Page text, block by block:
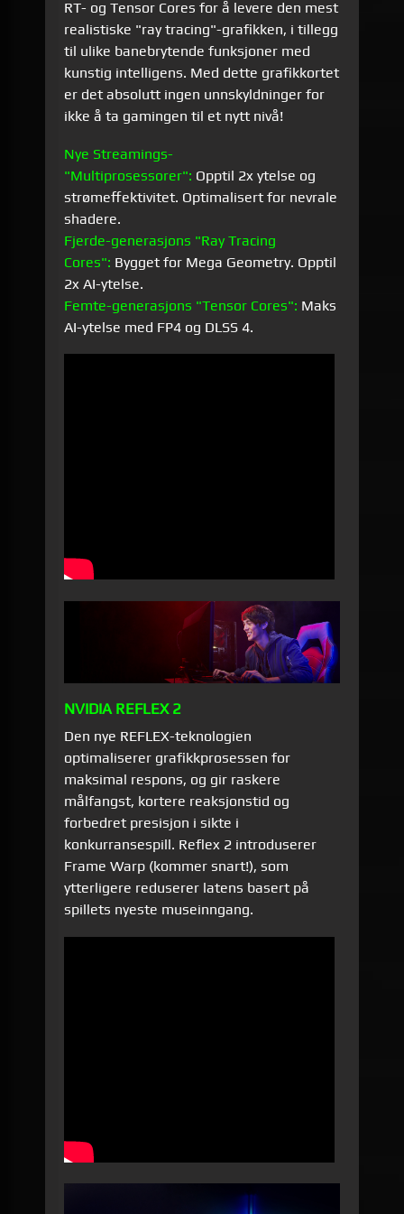
RT- og Tensor Cores for å levere den mest
realistiske "ray tracing"-grafikken, i tillegg
til ulike banebrytende funksjoner med
kunstig intelligens. Med dette grafikkortet
er det absolutt ingen unnskyldninger for
ikke å ta gamingen til et nytt nivå!
Nye Streamings-
"Multiprosessorer": Opptil 2x ytelse og
strømeffektivitet. Optimalisert for nevrale
shadere.
Fjerde-generasjons "Ray Tracing
Cores": Bygget for Mega Geometry. Opptil
2x AI-ytelse.
Femte-generasjons "Tensor Cores": Maks
AI-ytelse med FP4 og DLSS 4.
NVIDIA REFLEX 2
Den nye REFLEX-teknologien
optimaliserer grafikkprosessen for
maksimal respons, og gir raskere
målfangst, kortere reaksjonstid og
forbedret presisjon i sikte i
konkurransespill. Reflex 2 introduserer
Frame Warp (kommer snart!), som
ytterligere reduserer latens basert på
spillets nyeste museinngang.